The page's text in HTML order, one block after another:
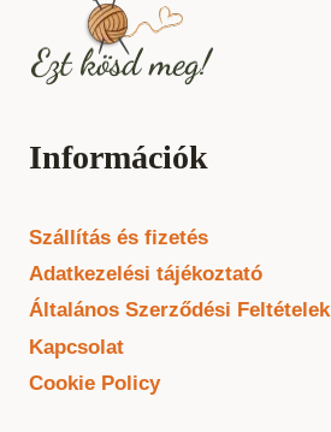
Információk
Szállítás és fizetés
Adatkezelési tájékoztató
Általános Szerződési Feltételek
Kapcsolat
Cookie Policy